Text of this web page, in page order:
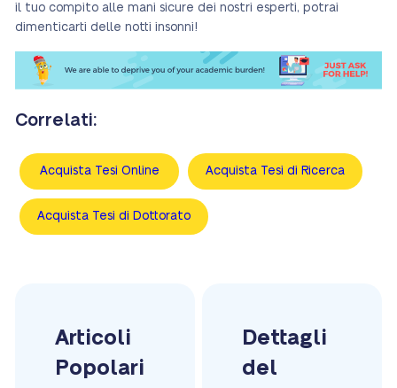
il tuo compito alle mani sicure dei nostri esperti, potrai
dimenticarti delle notti insonni!
Correlati:
Acquista Tesi Online Acquista Tesi di Ricerca
Acquista Tesi di Dottorato
Articoli
Popolari
Dettagli
del